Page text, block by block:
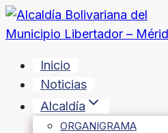
Saltar
al
Inicio
Noticias
Alcaldía
ORGANIGRAMA